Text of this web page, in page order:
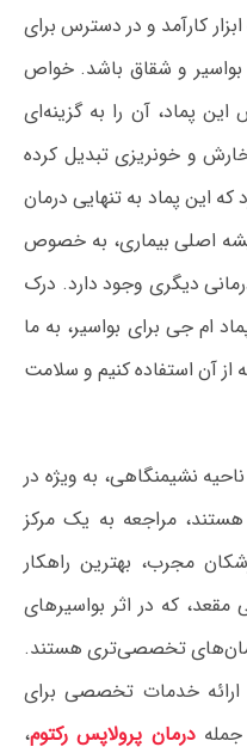
کارآمد و در دسترس برای
بواسیر و شقاق باشد. خواص
پماد، آن را به گزینه‌ای
و خونریزی تبدیل کرده
این پماد به تنهایی درمان
اصلی بیماری، به خصوص
دیگری وجود دارد. درک
ام جی برای بواسیر، به ما
از آن استفاده کنیم و سلامت
نشیمنگاهی، به ویژه در
مراجعه به یک مرکز
مجرب، بهترین راهکار
که در اثر بواسیرهای
تخصصی‌تری هستند.
خدمات تخصصی برای
جملهدرمان پرولاپس رکتوم،